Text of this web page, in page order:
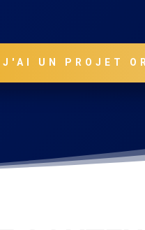
J'AI UN PROJET